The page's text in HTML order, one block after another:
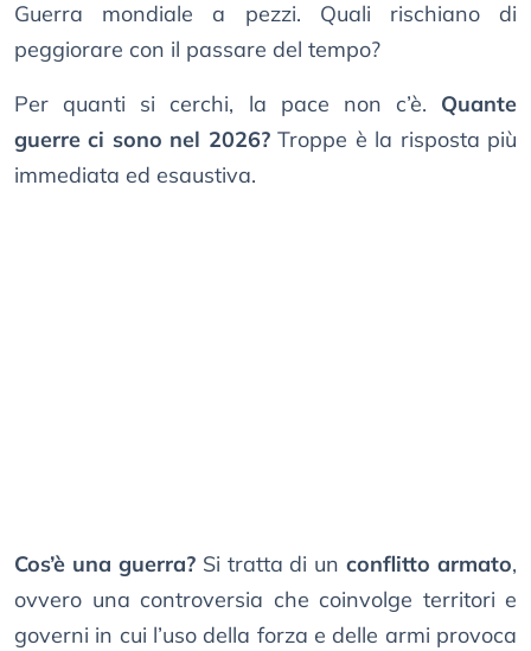
Guerra mondiale a pezzi. Quali rischiano di
peggiorare con il passare del tempo?
Per quanti si cerchi, la pace non c’è. Quante
guerre ci sono nel 2026?Troppe è la risposta più
immediata ed esaustiva.
Cos’è una guerra?Si tratta di unconflitto armato,
ovvero una controversia che coinvolge territori e
governi in cui l’uso della forza e delle armi provoca